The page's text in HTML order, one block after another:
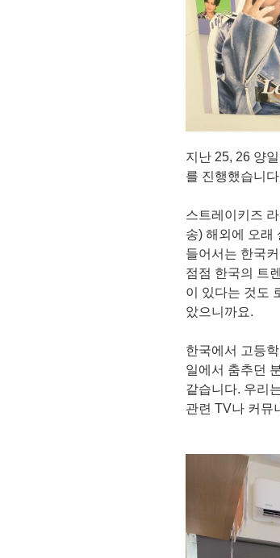
지난 25, 26 양
를 진행했습니
스트레이키즈
송) 해외에 오래
들어서는 한국
점점 한국의 트
이 있다는 것도
았으니까요.
한국에서 고등
일에서 춤추던
같습니다. 우리
관련 TV나 커뮤